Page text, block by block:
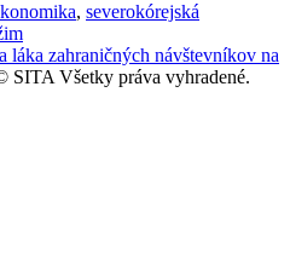
, severokórejská
láka zahraničných návštevníkov na
SITA Všetky práva vyhradené.